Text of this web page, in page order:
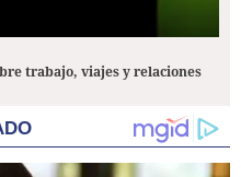
trabajo, viajes y relaciones